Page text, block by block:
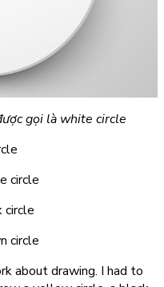
gọi là white circle
circle
circle
circle
about drawing. I had to